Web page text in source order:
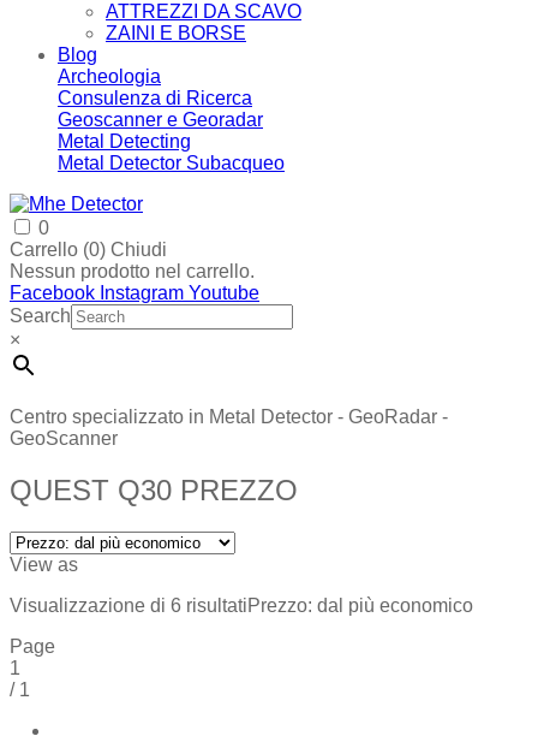
ATTREZZI DA SCAVO
ZAINI E BORSE
Blog
Archeologia
Consulenza di Ricerca
Geoscanner e Georadar
Metal Detecting
Metal Detector Subacqueo
0
Carrello (0) Chiudi
Nessun prodotto nel carrello.
Facebook Instagram Youtube
Search
×
Centro specializzato in Metal Detector - GeoRadar -
GeoScanner
QUEST Q30 PREZZO
View as
Visualizzazione di 6 risultatiPrezzo: dal più economico
Page
1
/ 1